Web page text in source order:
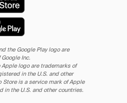
the Google Play logo are
Inc.
logo are trademarks of
in the U.S. and other
Store is a service mark of Apple
in the U.S. and other countries.